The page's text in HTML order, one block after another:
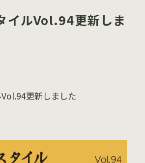
イルVol.94更新しま
更新しました